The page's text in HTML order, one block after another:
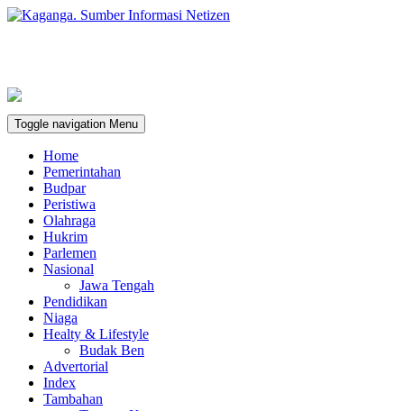
Toggle navigation Menu
Home
Pemerintahan
Budpar
Peristiwa
Olahraga
Hukrim
Parlemen
Nasional
Jawa Tengah
Pendidikan
Niaga
Healty & Lifestyle
Budak Ben
Advertorial
Index
Tambahan